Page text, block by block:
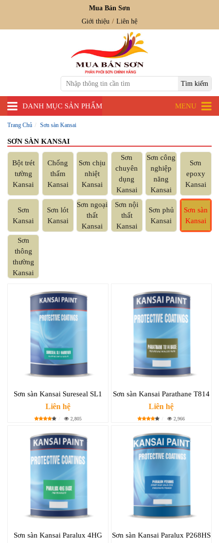
Mua Bán Sơn
Giới thiệu
Liên hệ
DANH MỤC SẢN PHẨM MENU
Trang Chủ Sơn sàn Kansai
SƠN SÀN KANSAI
Bột trét
tường
Kansai
Chống
thấm
Kansai
Sơn chịu
nhiệt
Kansai
Sơn
chuyên
dụng
Kansai
Sơn công
nghiệp
năng
Kansai
Sơn
epoxy
Kansai
Sơn
Kansai
Sơn lót
Kansai
Sơn ngoại
thất
Kansai
Sơn nội
thất
Kansai
Sơn phủ
Kansai
Sơn sàn
Kansai
Sơn
thông
thường
Kansai
Sơn sàn Kansai Sureseal SL1
Liên hệ
2,805
Sơn sàn Kansai Parathane T814
Liên hệ
2,966
Sơn sàn Kansai Paralux 4HG Sơn sàn Kansai Paralux P268HS